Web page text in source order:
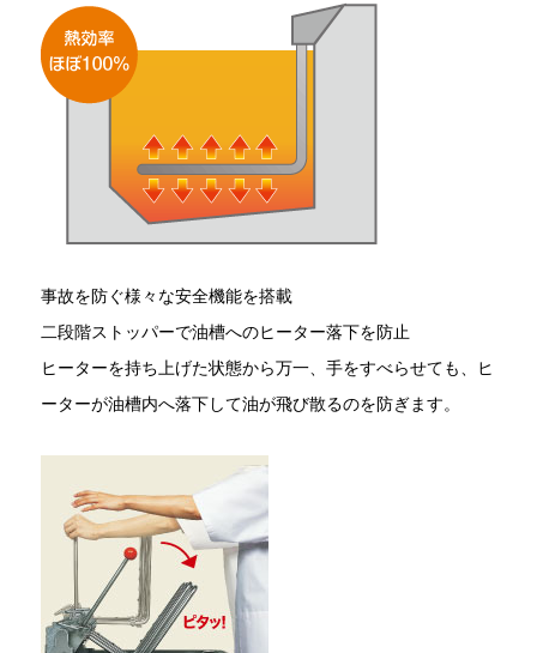
事故を防ぐ様々な安全機能を搭載
二段階ストッパーで油槽へのヒーター落下を防止
ヒーターを持ち上げた状態から万一、手をすべらせても、ヒ
ーターが油槽内へ落下して油が飛び散るのを防ぎます。